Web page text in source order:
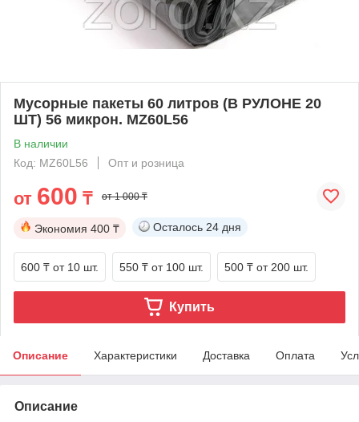
Мусорные пакеты 60 литров (В РУЛОНЕ 20
ШТ) 56 микрон. MZ60L56
В наличии
Код: MZ60L56
Опт и розница
от 600 ₸ от 1 000 ₸
Экономия 400 ₸ Осталось 24 дня
600 ₸ от 10 шт. 550 ₸ от 100 шт. 500 ₸ от 200 шт.
Купить
Описание Характеристики Доставка Оплата
Описание